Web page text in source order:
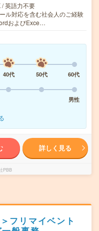
/ 英語力不要
ル対応を含む社会人のご経験
およびExce…
40代 50代
60代
男性
詳しく見る
PBB
フリマイベント